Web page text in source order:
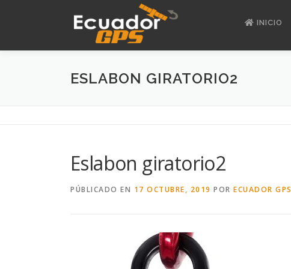
INICIO
ESLABON GIRATORIO2
Eslabon giratorio2
PÚBLICADO EN 17 OCTUBRE, 2019 POR ECUADOR GPS